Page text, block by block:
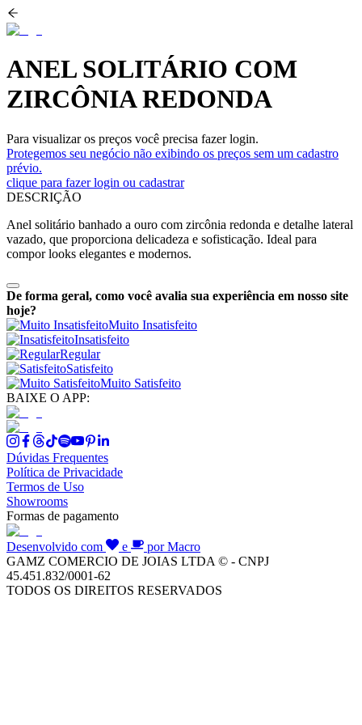
ANEL SOLITÁRIO COM
ZIRCÔNIA REDONDA
Para visualizar os preços você precisa fazer login.
Protegemos seu negócio não exibindo os preços sem um cadastro
prévio.
clique para fazer login ou cadastrar
DESCRIÇÃO
Anel solitário banhado a ouro com zircônia redonda e detalhe lateral
vazado, que proporciona delicadeza e sofisticação. Ideal para
compor looks elegantes e modernos.
De forma geral, como você avalia sua experiência em nosso site
hoje?
Muito Insatisfeito
Insatisfeito
Regular
Satisfeito
Muito Satisfeito
BAIXE O APP:
Dúvidas Frequentes
Política de Privacidade
Termos de Uso
Showrooms
Formas de pagamento
Desenvolvido com e
por Macro
GAMZ COMERCIO DE JOIAS LTDA © - CNPJ
45.451.832/0001-62
TODOS OS DIREITOS RESERVADOS